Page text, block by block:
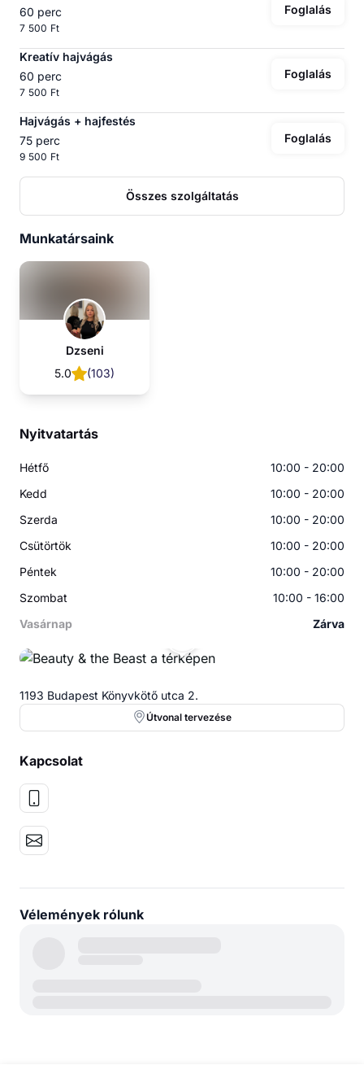
60 perc
7 500 Ft
Foglalás
Kreatív hajvágás
60 perc
7 500 Ft
Foglalás
Hajvágás + hajfestés
75 perc
9 500 Ft
Foglalás
Összes szolgáltatás
Munkatársaink
Dzseni
5.0
(103)
Nyitvatartás
Hétfő
10:00 - 20:00
Kedd
10:00 - 20:00
Szerda
10:00 - 20:00
Csütörtök
10:00 - 20:00
Péntek
10:00 - 20:00
Szombat
10:00 - 16:00
Vasárnap
Zárva
1193 Budapest Könyvkötő utca 2.
Útvonal tervezése
Kapcsolat
Vélemények rólunk